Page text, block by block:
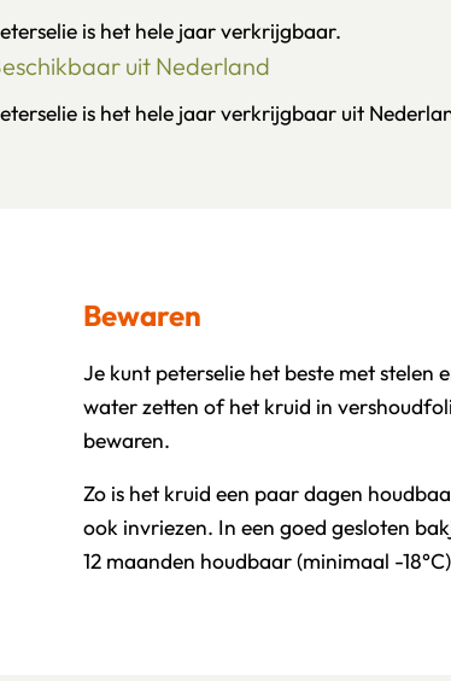
is het hele jaar verkrijgbaar.
uit Nederland
is het hele jaar verkrijgbaar uit
Bewaren
Je kunt peterselie het beste met stelen
water zetten of het kruid in
bewaren.
Zo is het kruid een paar dagen
ook invriezen. In een goed gesloten
12 maanden houdbaar (minimaal -